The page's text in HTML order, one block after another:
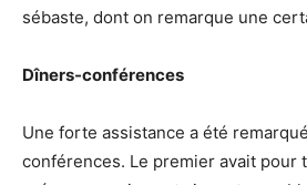
sébaste, dont on remarque une
Dîners-conférences
Une forte assistance a été
conférences. Le premier avait pour